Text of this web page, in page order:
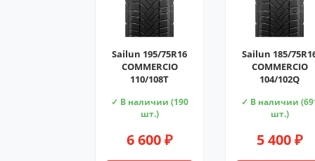
Sailun 195/75R16
COMMERCIO
110/108T
✓ В наличии (190
шт.)
6 600 ₽
Sailun 185/
COMMERCIO
104/102Q
✓ В наличии
шт.)
5 400 ₽